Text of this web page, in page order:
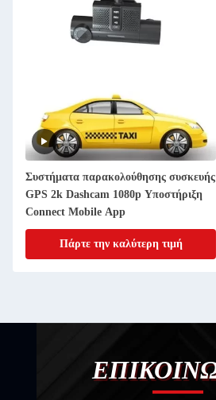
Συστήματα παρακολούθησης συσκευής
GPS 2k Dashcam 1080p Υποστήριξη
Connect Mobile App
Πάρτε την καλύτερη τιμή